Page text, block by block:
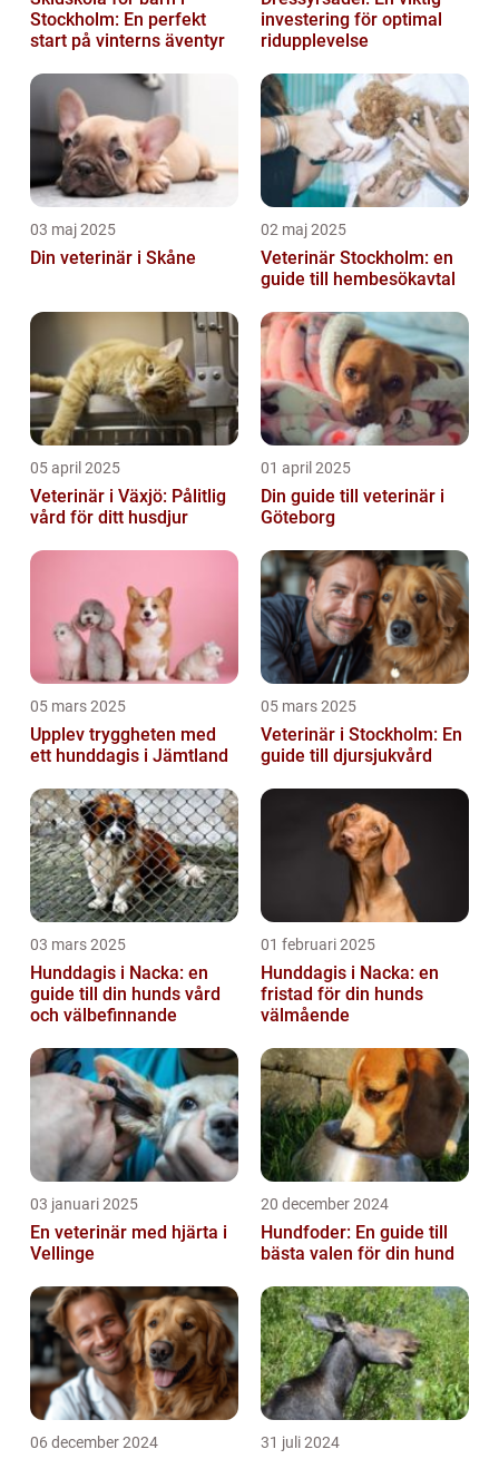
Stockholm: En perfekt
start på vinterns äventyr
investering för optimal
ridupplevelse
03 maj 2025
Din veterinär i Skåne
02 maj 2025
Veterinär Stockholm: en
guide till hembesökavtal
05 april 2025
Veterinär i Växjö: Pålitlig
vård för ditt husdjur
01 april 2025
Din guide till veterinär i
Göteborg
05 mars 2025
Upplev tryggheten med
ett hunddagis i Jämtland
05 mars 2025
Veterinär i Stockholm: En
guide till djursjukvård
03 mars 2025
Hunddagis i Nacka: en
guide till din hunds vård
och välbefinnande
01 februari 2025
Hunddagis i Nacka: en
fristad för din hunds
välmående
03 januari 2025
En veterinär med hjärta i
Vellinge
20 december 2024
Hundfoder: En guide till
bästa valen för din hund
06 december 2024 31 juli 2024